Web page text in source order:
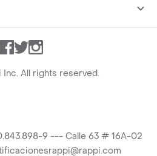
Facebook
TwitterInstagram
Inc. All rights reserved.
9 --- Calle 63 # 16A-02